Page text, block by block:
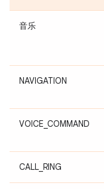
音乐
NAVIGATION
VOICE_COMMAND
CALL_RING